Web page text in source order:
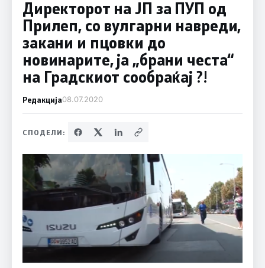
Директорот на ЈП за ПУП од
Прилеп, со вулгарни навреди,
закани и пцовки до
новинарите, ја „брани честа“
на Градскиот сообраќај ?!
Редакција08.07.2020
СПОДЕЛИ: